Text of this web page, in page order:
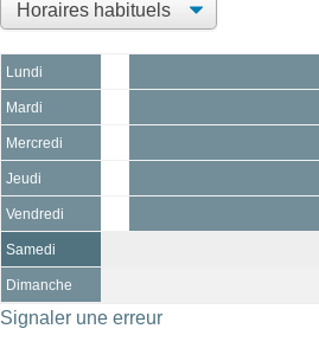
Lundi
Mardi
Mercredi
Jeudi
Vendredi
Samedi
Dimanche
Signaler une erreur